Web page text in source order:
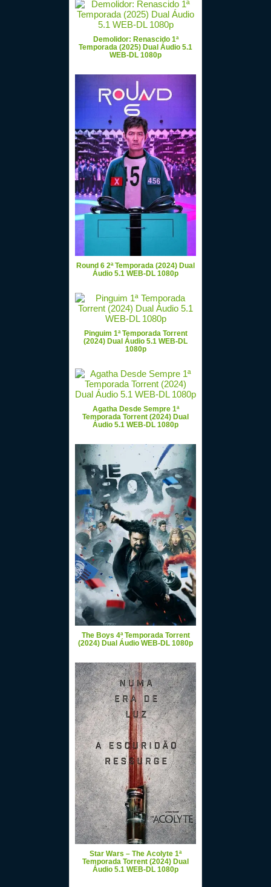
Demolidor: Renascido 1ª
Temporada (2025) Dual Áudio 5.1
WEB-DL 1080p
Round 6 2ª Temporada (2024) Dual
Áudio 5.1 WEB-DL 1080p
Pinguim 1ª Temporada Torrent
(2024) Dual Áudio 5.1 WEB-DL
1080p
Agatha Desde Sempre 1ª
Temporada Torrent (2024) Dual
Áudio 5.1 WEB-DL 1080p
The Boys 4ª Temporada Torrent
(2024) Dual Áudio WEB-DL 1080p
Star Wars – The Acolyte 1ª
Temporada Torrent (2024) Dual
Áudio 5.1 WEB-DL 1080p